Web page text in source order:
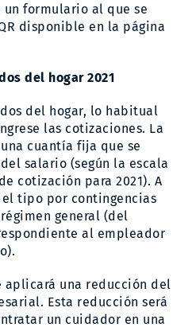
formulario al que se
disponible en la página
del hogar 2021
del hogar, lo habitual
las cotizaciones. La
cuantía fija que se
salario (según la escala
cotización para 2021). A
tipo por contingencias
general (del
al empleador
aplicará una reducción del
Esta reducción será
un cuidador en una